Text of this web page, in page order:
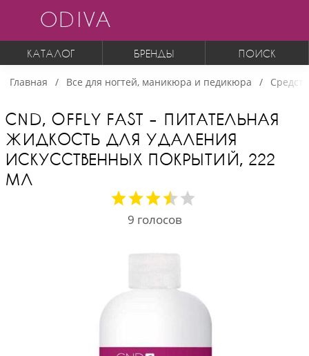
ODIVA
КАТАЛОГ БРЕНДЫ ПОИСК
Главная Все для ногтей, маникюра и педикюра
CND, OFFLY FAST – ПИТАТЕЛЬНАЯ
ЖИДКОСТЬ ДЛЯ УДАЛЕНИЯ
ИСКУССТВЕННЫХ ПОКРЫТИЙ, 222
МЛ
9 голосов